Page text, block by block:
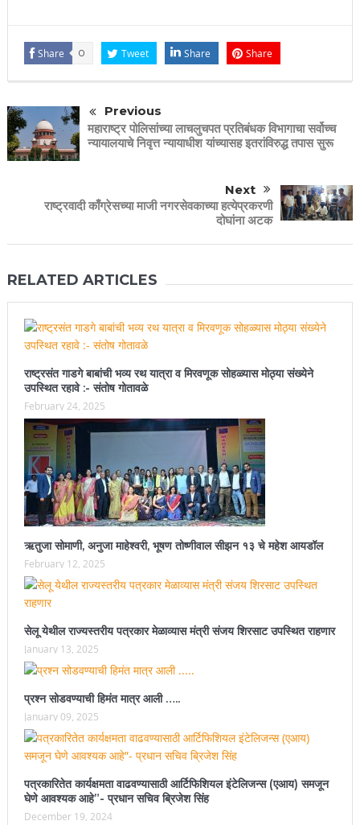
Share 0 Tweet Share Share
Previous
महाराष्ट्र पोलिसांच्या लाचलुचपत प्रतिबंधक विभागाचा सर्वोच्च
न्यायालयाचे निवृत्त न्यायाधीश यांच्यासह इतरांविरुद्ध तपास सुरू
Next
राष्ट्रवादी काँग्रेसच्या माजी नगरसेवकाच्या हत्येप्रकरणी
दोघांना अटक
RELATED ARTICLES
राष्ट्रसंत गाडगे बाबांची भव्य रथ यात्रा व मिरवणूक सोहळ्यास मोठ्या संख्येने
उपस्थित रहावे :- संतोष गोतावळे
February 24, 2025
ऋतुजा सोमाणी, अनुजा माहेश्वरी, भूषण तोष्णीवाल सीझन १३ चे महेश आयडॉल
February 12, 2025
सेलू येथील राज्यस्तरीय पत्रकार मेळाव्यास मंत्री संजय शिरसाट उपस्थित राहणार
January 13, 2025
प्रश्न सोडवण्याची हिमंत मात्र आली …..
January 09, 2025
पत्रकारितेत कार्यक्षमता वाढवण्यासाठी आर्टिफिशियल इंटेलिजन्स (एआय) समजून
घेणे आवश्यक आहे”- प्रधान सचिव ब्रिजेश सिंह
December 19, 2024